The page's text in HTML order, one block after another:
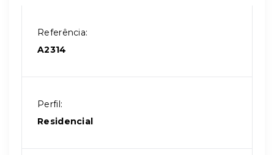
Referência:
A2314
Perfil:
Residencial